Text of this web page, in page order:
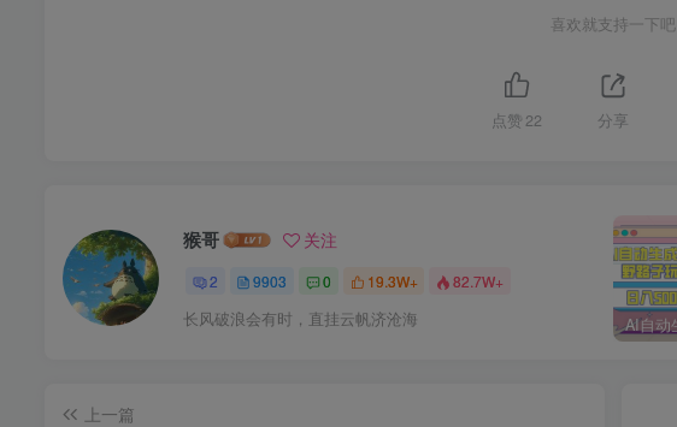
喜欢就支持一下吧
点赞 22 分享
猴哥 关注
2 9903 0 19.3W+ 82.7W+
长风破浪会有时，直挂云帆济沧海
上一篇